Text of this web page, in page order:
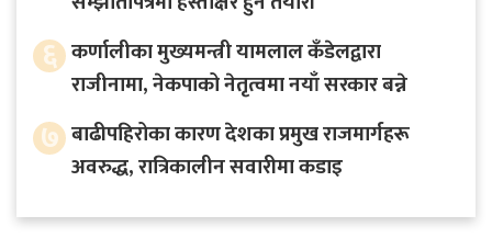
६ कर्णालीका मुख्यमन्त्री यामलाल कँडेलद्वारा
राजीनामा, नेकपाको नेतृत्वमा नयाँ सरकार बन्ने
७ बाढीपहिरोका कारण देशका प्रमुख राजमार्गहरू
अवरुद्ध, रात्रिकालीन सवारीमा कडाइ